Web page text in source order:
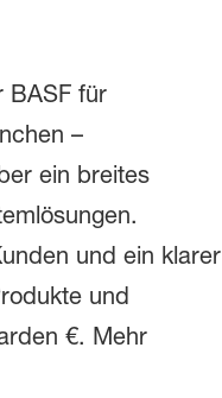
BASF für
–
ein breites
und ein klarer
und
€. Mehr